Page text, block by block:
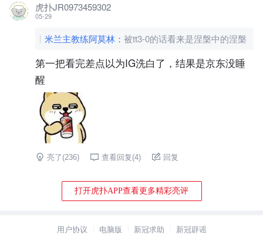
虎扑JR0973459302
05-29
米兰主教练阿莫林 ： 被tt3-0的话看来是涅槃中的涅槃
第一把看完差点以为IG洗白了，结果是京东没睡
醒
亮了(236) 查看回复(4) 回复
打开虎扑APP查看更多精彩亮评
用户协议 电脑版 新冠求助 新冠辟谣